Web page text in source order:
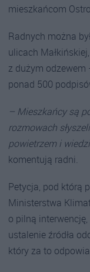
mieszkańcom
Radnych można
ulicach
z dużym odzewem
ponad 500
– Mieszkańcy są
rozmowach
powietrzem i
komentują radni.
Petycja, pod którą
Ministerstwa
o pilną
ustalenie źródła
który za to